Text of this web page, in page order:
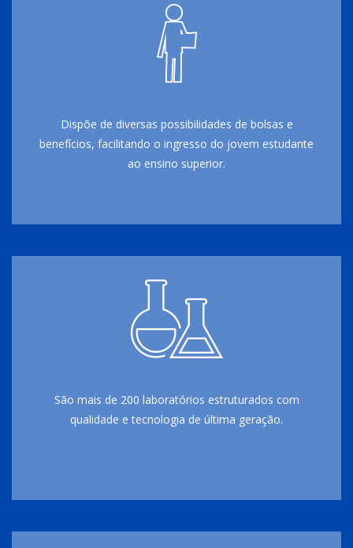
Dispõe de diversas possibilidades de bolsas e
benefícios, facilitando o ingresso do jovem estudante
ao ensino superior.
São mais de 200 laboratórios estruturados com
qualidade e tecnologia de última geração.